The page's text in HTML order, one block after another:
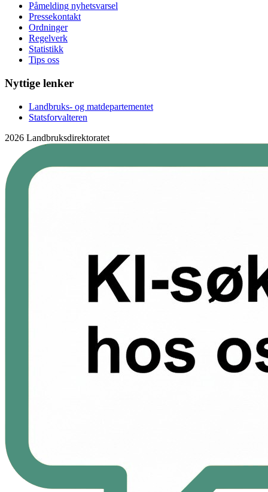
Påmelding nyhetsvarsel
Pressekontakt
Ordninger
Regelverk
Statistikk
Tips oss
Nyttige lenker
Landbruks- og matdepartementet
Statsforvalteren
2026 Landbruksdirektoratet